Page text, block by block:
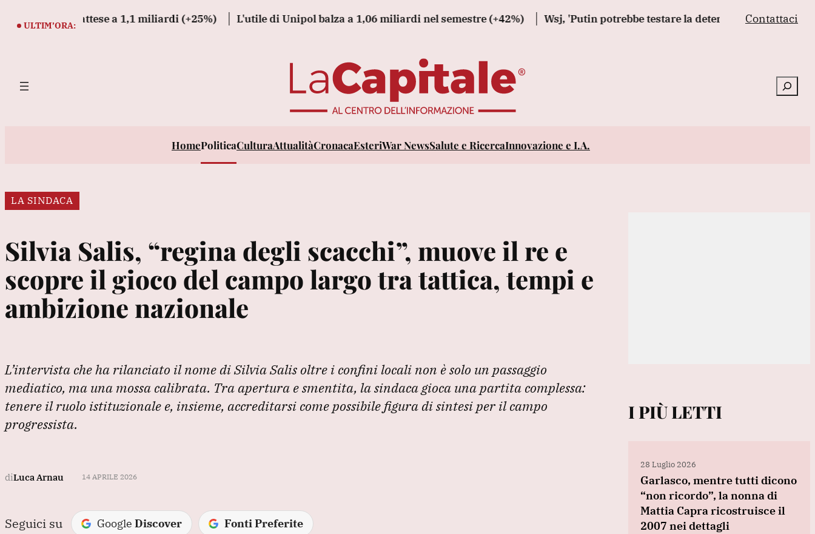
ULTIM’ORA:
le attese a 1,1 miliardi (+25%) L'utile di Unipol balza a 1,06 miliardi nel semestre (+42%) Wsj, 'Putin potrebbe testare la determinazione Nato con
Contattaci
Cerca
HomePoliticaCulturaAttualitàCronacaEsteriWar NewsSalute e RicercaInnovazione e I.A.
LA SINDACA
Silvia Salis, “regina degli scacchi”, muove il re e
scopre il gioco del campo largo tra tattica, tempi e
ambizione nazionale
L’intervista che ha rilanciato il nome di Silvia Salis oltre i confini locali non è solo un passaggio
mediatico, ma una mossa calibrata. Tra apertura e smentita, la sindaca gioca una partita complessa:
tenere il ruolo istituzionale e, insieme, accreditarsi come possibile figura di sintesi per il campo
progressista.
diLuca Arnau 14 APRILE 2026
Seguici su Google Discover Fonti Preferite
I PIÙ LETTI
28 Luglio 2026
Garlasco, mentre tutti dicono
“non ricordo”, la nonna di
Mattia Capra ricostruisce il
2007 nei dettagli